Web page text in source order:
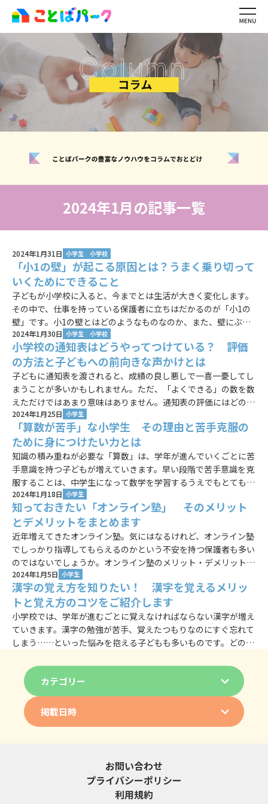
ことばパークの特長
生徒・保護者の声
ワーキングメモリとは？
レッスン内容・
料金
講師紹介
ご利用の
流れ
お問い合わせ
講師ログイン
法人様ログイン
2024年1月の記事一覧
2024年1月31日 小学生 小学校
「小1の壁」が起こる原因とは？うまく乗り切って
いくためにできること
子どもが小学校に入ると、今までとは生活が大きく変化します。
その中で、仕事を持っている保護者に立ちはだかるのが「小1の
壁」です。小1の壁とはどのようなものなのか、また、壁にぶつ
かったときどのように対処したらよいのかをご紹介します。
2024年1月30日 小学生 小学校
小学校の通知表はどうやってつけている？ 評価
の方法と子どもへの前向きな声かけとは
子どもに通知表を渡されると、成績の良し悪しで一喜一憂してし
まうことが多いかもしれません。ただ、「よくできる」の数を数
えただけではあまり意味はありません。通知表の評価にはどのよ
うな意味があるのか、また、子どもにどのような声かけをしたら
よいのかご紹介します。
2024年1月25日 小学生
「算数が苦手」な小学生 その理由と苦手克服の
ために身につけたい力とは
知識の積み重ねが必要な「算数」は、学年が進んでいくごとに苦
手意識を持つ子どもが増えていきます。早い段階で苦手意識を克
服することは、中学生になって数学を学習するうえでもとても大
切なことです。算数が苦手になる理由とその対策についてまとめ
ていきます。
2024年1月18日 小学生
知っておきたい「オンライン塾」 そのメリット
とデメリットをまとめます
近年増えてきたオンライン塾。気にはなるけれど、オンライン塾
でしっかり指導してもらえるのかという不安を持つ保護者も多い
のではないでしょうか。オンライン塾のメリット・デメリットを
知り、子どもにとって最適な学び方を考えていきましょう。
2024年1月5日 小学生
漢字の覚え方を知りたい！ 漢字を覚えるメリッ
トと覚え方のコツをご紹介します
小学校では、学年が進むごとに覚えなければならない漢字が増え
ていきます。漢字の勉強が苦手、覚えたつもりなのにすぐ忘れて
しまう……といった悩みを抱える子どもも多いものです。どのよ
について考えていきましょう。
カテゴリー
掲載日時
お問い合わせ
プライバシーポリシー
利用規約